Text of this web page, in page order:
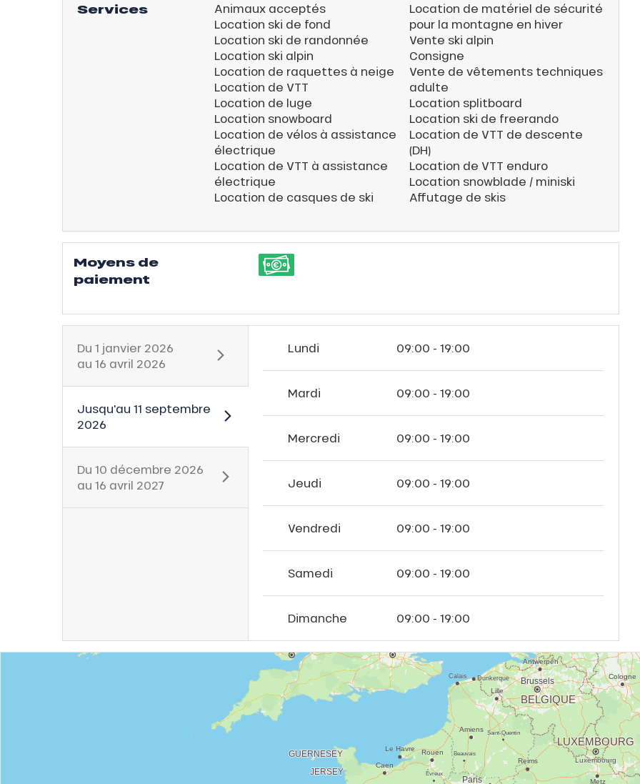
Services
Animaux acceptés
Location ski de fond
Location ski de randonnée
Location ski alpin
Location de raquettes à neige
Location de VTT
Location de luge
Location snowboard
Location de vélos à assistance
électrique
Location de VTT à assistance
électrique
Location de casques de ski
Location de matériel de sécurité
pour la montagne en hiver
Vente ski alpin
Consigne
Vente de vêtements techniques
adulte
Location splitboard
Location ski de freerando
Location de VTT de descente
(DH)
Location de VTT enduro
Location snowblade / miniski
Affutage de skis
Moyens de
paiement
Du 1 janvier 2026
au 16 avril 2026
Jusqu'au 11 septembre
2026
Du 10 décembre 2026
au 16 avril 2027
Lundi 09:00 - 19:00
Mardi 09:00 - 19:00
Mercredi 09:00 - 19:00
Jeudi 09:00 - 19:00
Vendredi 09:00 - 19:00
Samedi 09:00 - 19:00
Dimanche 09:00 - 19:00